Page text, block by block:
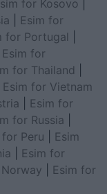
for Kosovo
Esim for
for Portugal
Esim for
for Thailand
Esim for Vietnam
Esim for
for Russia
for Peru
Esim
Esim for
Esim for